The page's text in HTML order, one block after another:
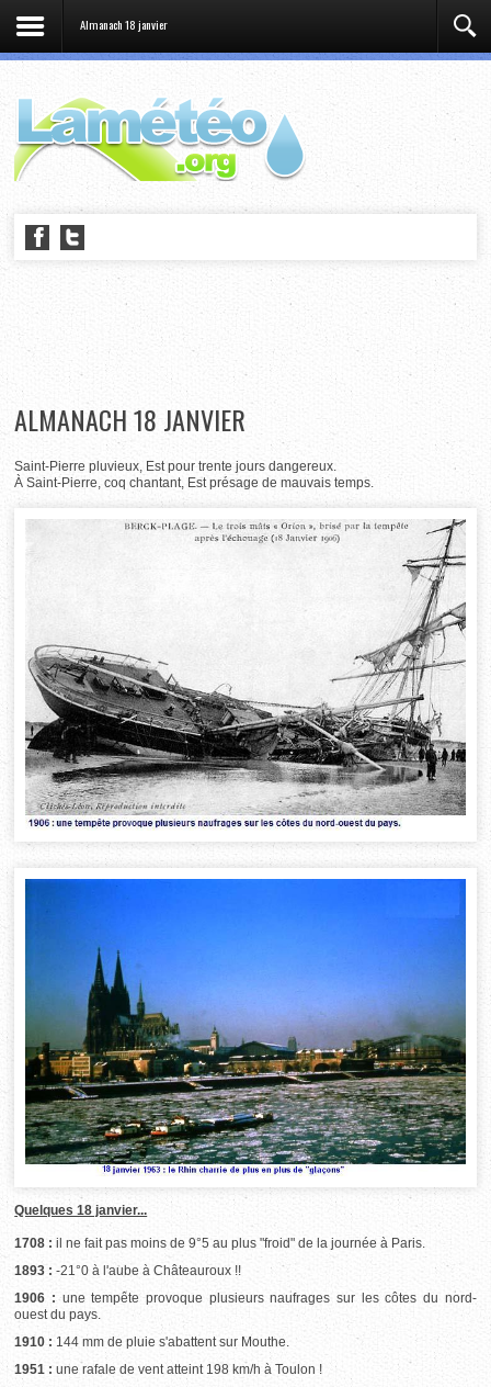
Almanach 18 janvier
ALMANACH 18 JANVIER
Saint-Pierre pluvieux, Est pour trente jours dangereux.
À Saint-Pierre, coq chantant, Est présage de mauvais temps.
Quelques 18 janvier...
1708 : il ne fait pas moins de 9°5 au plus "froid" de la journée à Paris.
1893 : -21°0 à l'aube à Châteauroux !!
1906 : une tempête provoque plusieurs naufrages sur les côtes du nord-
ouest du pays.
1910 : 144 mm de pluie s'abattent sur Mouthe.
1951 : une rafale de vent atteint 198 km/h à Toulon !